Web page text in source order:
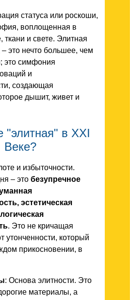
статуса или роскоши,
воплощенная в
ткани и свете. Элитная
это нечто большее, чем
это симфония
и
создающая
дышит, живет и
"элитная" в XXI
Веке?
и избыточности.
– это безупречное
эстетическая
. Это не кричащая
утонченности, который
прикосновении, в
: Основа элитности. Это
материалы, а